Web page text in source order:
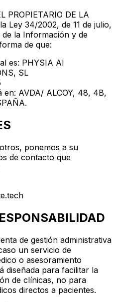
PROPIETARIO DE LA
Ley 34/2002, de 11 de julio,
de la Información y de
de que:
es: PHYSIA AI
SL
en: AVDA/ ALCOY, 48, 4B,
ponemos a su
de contacto que
de gestión administrativa
un servicio de
o asesoramiento
diseñada para facilitar la
de clínicas, no para
directos a pacientes.